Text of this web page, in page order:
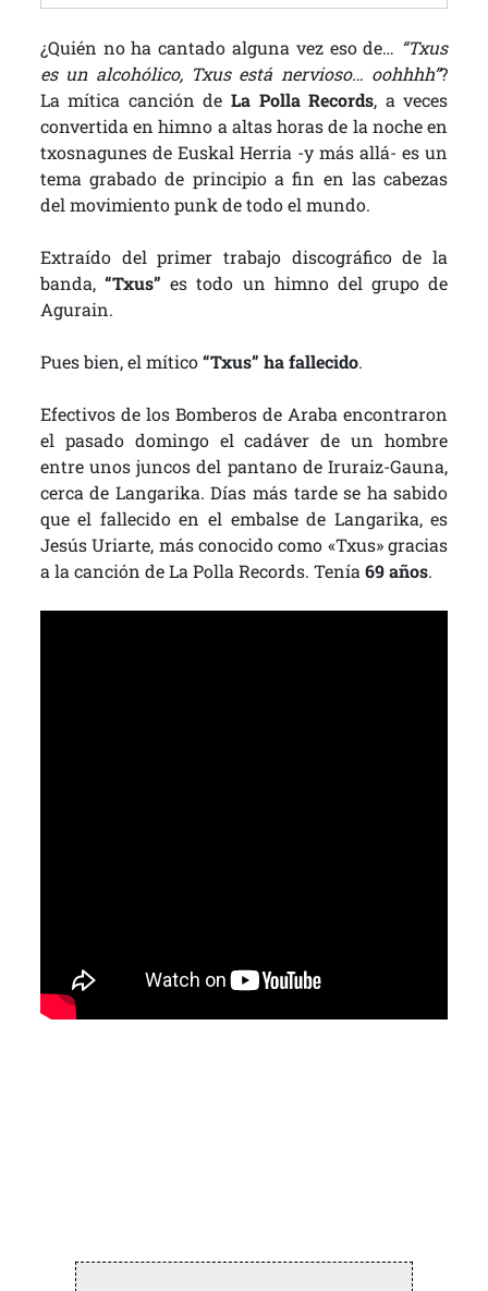
¿Quién no ha cantado alguna vez eso de… “Txus
es un alcohólico, Txus está nervioso… oohhhh”?
La mítica canción de La Polla Records, a veces
convertida en himno a altas horas de la noche en
txosnagunes de Euskal Herria -y más allá- es un
tema grabado de principio a fin en las cabezas
del movimiento punk de todo el mundo.
Extraído del primer trabajo discográfico de la
banda, “Txus” es todo un himno del grupo de
Agurain.
Pues bien, el mítico“Txus” ha fallecido.
Efectivos de los Bomberos de Araba encontraron
el pasado domingo el cadáver de un hombre
entre unos juncos del pantano de Iruraiz-Gauna,
cerca de Langarika. Días más tarde se ha sabido
que el fallecido en el embalse de Langarika, es
Jesús Uriarte, más conocido como «Txus» gracias
a la canción de La Polla Records. Tenía 69 años.